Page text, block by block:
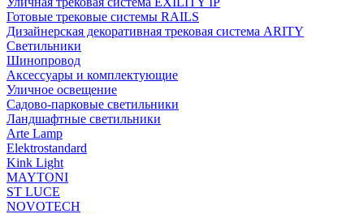
Готовые трековые системы RAILS
Дизайнерская декоративная трековая система ARITY
Светильники
Шинопровод
Аксессуары и комплектующие
Уличное освещение
Садово-парковые светильники
Ландшафтные светильники
Arte Lamp
Elektrostandard
Kink Light
MAYTONI
ST LUCE
NOVOTECH